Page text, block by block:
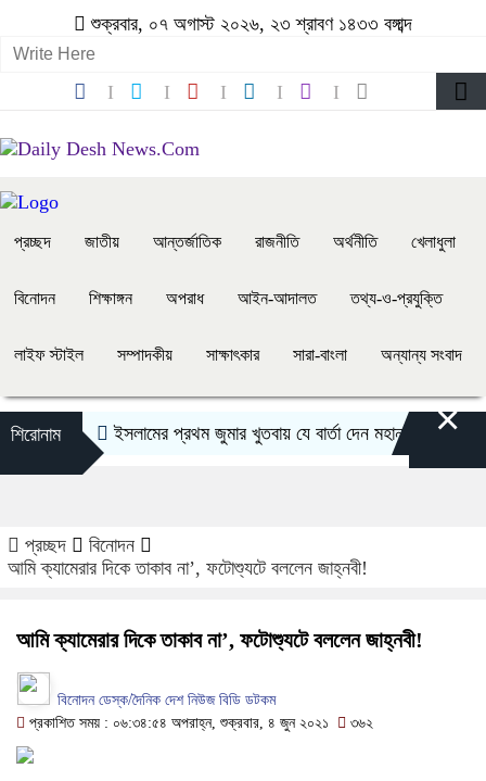
শুক্রবার, ০৭ অগাস্ট ২০২৬, ২৩ শ্রাবণ ১৪৩৩ বঙ্গাব্দ
প্রচ্ছদ জাতীয় আন্তর্জাতিক রাজনীতি অর্থনীতি খেলাধুলা
বিনোদন শিক্ষাঙ্গন অপরাধ আইন-আদালত তথ্য-ও-প্রযুক্তি
লাইফ স্টাইল সম্পাদকীয় সাক্ষাৎকার সারা-বাংলা অন্যান্য সংবাদ
শিরোনাম ইসলামের প্রথম জুমার খুতবায় যে বার্তা দেন মহানবী (সা.) ×
প্রচ্ছদ
বিনোদন
আমি ক্যামেরার দিকে তাকাব না’, ফটোশ্যুটে বললেন জাহ্নবী!
আমি ক্যামেরার দিকে তাকাব না’, ফটোশ্যুটে বললেন জাহ্নবী!
বিনোদন ডেস্ক/দৈনিক দেশ নিউজ বিডি ডটকম
প্রকাশিত সময় : ০৬:৩৪:৫৪ অপরাহ্ন, শুক্রবার, ৪ জুন ২০২১
৩৬২